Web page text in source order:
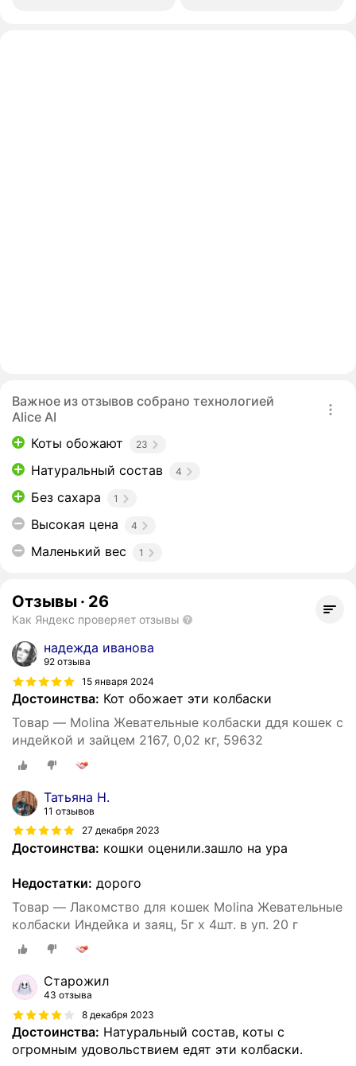
Важное из отзывов собрано технологией
Alice AI
Коты обожают
23
Натуральный состав 4
Без сахара 1
Высокая цена 4
Маленький вес 1
Отзывы · 26
Как Яндекс проверяет отзывы
надежда иванова
92 отзыва
15 января 2024
Достоинства: Кот обожает эти колбаски
Товар — Molina Жевательные колбаски ддя кошек с
индейкой и зайцем 2167, 0,02 кг, 59632
Татьяна Н.
11 отзывов
27 декабря 2023
Достоинства: кошки оценили.зашло на ура
Недостатки: дорого
Товар — Лакомство для кошек Molina Жевательные
колбаски Индейка и заяц, 5г х 4шт. в уп. 20 г
Старожил
43 отзыва
8 декабря 2023
Достоинства: Натуральный состав, коты с
огромным удовольствием едят эти колбаски.